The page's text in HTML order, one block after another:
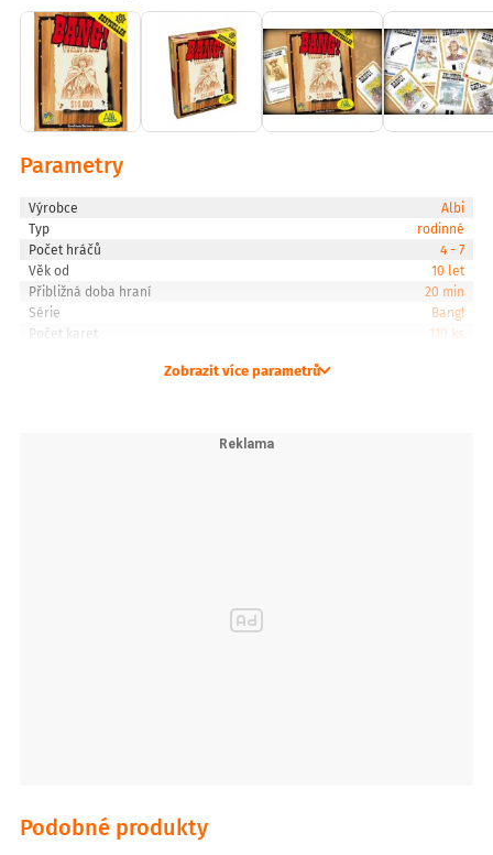
Parametry
Výrobce
Albi
Typ
rodinné
Počet hráčů
4 - 7
Věk od
10 let
Přibližná doba hraní
20 min
Série
Bang!
Počet karet
110 ks
Zobrazit více parametrů
Podobné produkty